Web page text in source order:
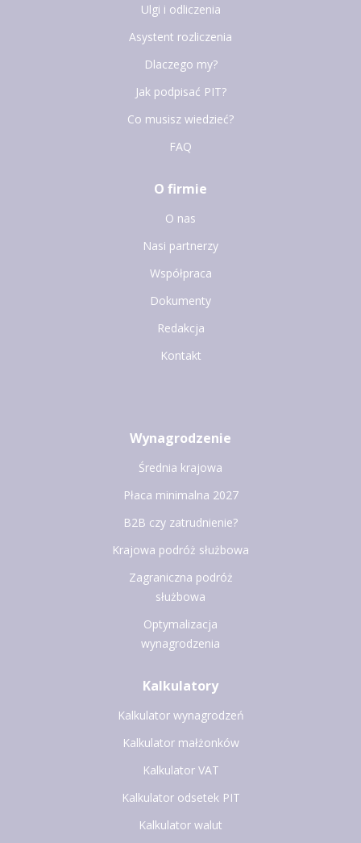
Ulgi i odliczenia
Asystent rozliczenia
Dlaczego my?
Jak podpisać PIT?
Co musisz wiedzieć?
FAQ
O firmie
O nas
Nasi partnerzy
Współpraca
Dokumenty
Redakcja
Kontakt
Wynagrodzenie
Średnia krajowa
Płaca minimalna 2027
B2B czy zatrudnienie?
Krajowa podróż służbowa
Zagraniczna podróż
służbowa
Optymalizacja
wynagrodzenia
Kalkulatory
Kalkulator wynagrodzeń
Kalkulator małżonków
Kalkulator VAT
Kalkulator odsetek PIT
Kalkulator walut